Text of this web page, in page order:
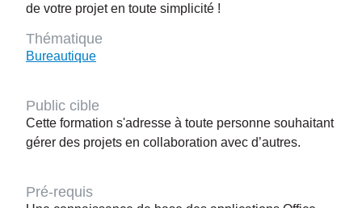
de votre projet en toute simplicité !
Thématique
Bureautique
Public cible
Cette formation s'adresse à toute personne souhaitant
gérer des projets en collaboration avec d’autres.
Pré-requis